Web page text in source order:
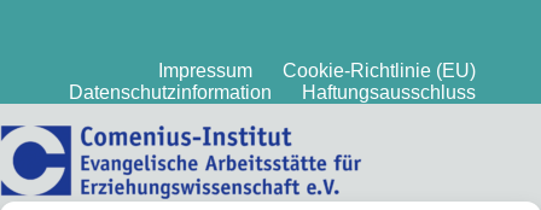
Impressum
Cookie-Richtlinie (EU)
Datenschutzinformation
Haftungsausschluss